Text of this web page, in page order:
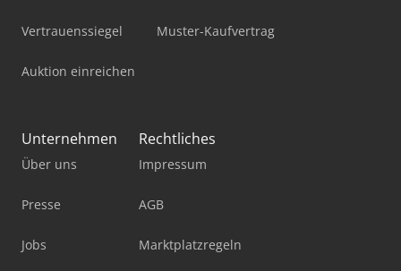
Vertrauenssiegel
Auktion einreichen
Muster-Kaufvertrag
Unternehmen
Über uns
Presse
Jobs
Rechtliches
Impressum
AGB
Marktplatzregeln